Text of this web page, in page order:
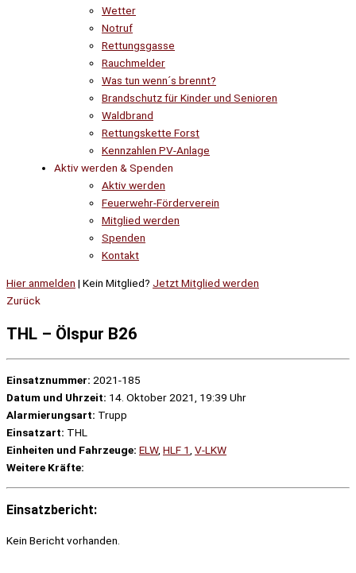
Wetter
Notruf
Rettungsgasse
Rauchmelder
Was tun wenn´s brennt?
Brandschutz für Kinder und Senioren
Waldbrand
Rettungskette Forst
Kennzahlen PV-Anlage
Aktiv werden & Spenden
Aktiv werden
Feuerwehr-Förderverein
Mitglied werden
Spenden
Kontakt
Hier anmelden | Kein Mitglied? Jetzt Mitglied werden
Zurück
THL – Ölspur B26
Einsatznummer: 2021-185
Datum und Uhrzeit: 14. Oktober 2021, 19:39 Uhr
Alarmierungsart: Trupp
Einsatzart: THL
Einheiten und Fahrzeuge: ELW, HLF 1 V-LKW
Weitere Kräfte:
Einsatzbericht:
Kein Bericht vorhanden.